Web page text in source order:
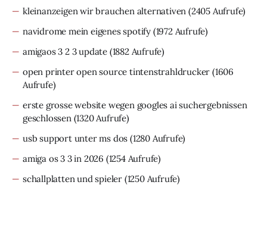
kleinanzeigen wir brauchen alternativen (2405 Aufrufe)
navidrome mein eigenes spotify (1972 Aufrufe)
amigaos 3 2 3 update (1882 Aufrufe)
open printer open source tintenstrahldrucker (1606
Aufrufe)
erste grosse website wegen googles ai suchergebnissen
geschlossen (1320 Aufrufe)
usb support unter ms dos (1280 Aufrufe)
amiga os 3 3 in 2026 (1254 Aufrufe)
schallplatten und spieler (1250 Aufrufe)